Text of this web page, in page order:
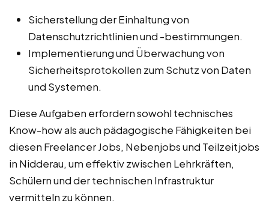
Sicherstellung der Einhaltung von
Datenschutzrichtlinien und -bestimmungen.
Implementierung und Überwachung von
Sicherheitsprotokollen zum Schutz von Daten
und Systemen.
Diese Aufgaben erfordern sowohl technisches
Know-how als auch pädagogische Fähigkeiten bei
diesen Freelancer Jobs, Nebenjobs und Teilzeitjobs
in Nidderau, um effektiv zwischen Lehrkräften,
Schülern und der technischen Infrastruktur
vermitteln zu können.